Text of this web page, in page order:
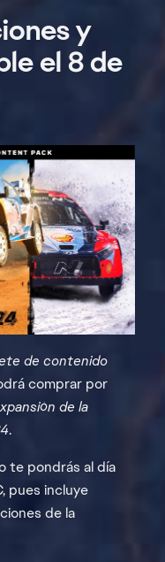
de contenido
comprar por
de la
.
te pondrás al día
pues incluye
de la